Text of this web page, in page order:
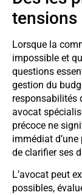
tensions
Lorsque la
impossible et
questions
gestion du
responsabilités
avocat
précoce ne
immédiat
de clarifier ses
L’avocat peut
possibles,